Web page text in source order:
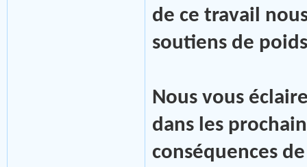
de ce travail
soutiens de
Nous vous
dans les
conséquences